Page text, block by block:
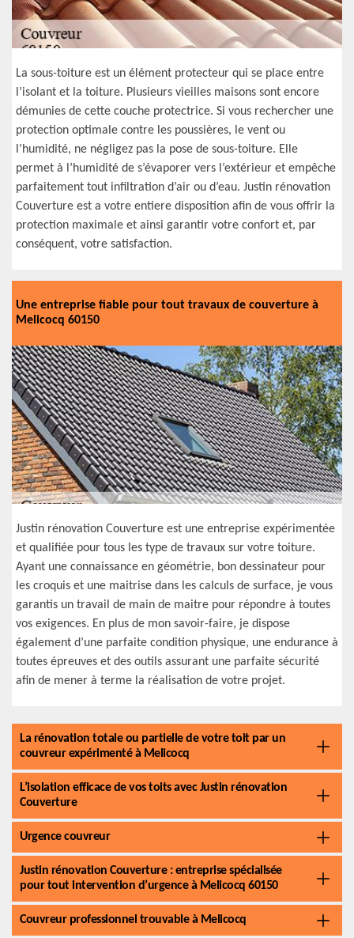
La sous-toiture est un élément protecteur qui se place entre
l’isolant et la toiture. Plusieurs vieilles maisons sont encore
démunies de cette couche protectrice. Si vous rechercher une
protection optimale contre les poussières, le vent ou
l’humidité, ne négligez pas la pose de sous-toiture. Elle
permet à l’humidité de s’évaporer vers l’extérieur et empêche
parfaitement tout infiltration d’air ou d’eau. Justin rénovation
Couverture est a votre entiere disposition afin de vous offrir la
protection maximale et ainsi garantir votre confort et, par
conséquent, votre satisfaction.
Une entreprise fiable pour tout travaux de couverture à
Melicocq 60150
Justin rénovation Couverture est une entreprise expérimentée
et qualifiée pour tous les type de travaux sur votre toiture.
Ayant une connaissance en géométrie, bon dessinateur pour
les croquis et une maitrise dans les calculs de surface, je vous
garantis un travail de main de maitre pour répondre à toutes
vos exigences. En plus de mon savoir-faire, je dispose
également d’une parfaite condition physique, une endurance à
toutes épreuves et des outils assurant une parfaite sécurité
afin de mener à terme la réalisation de votre projet.
La rénovation totale ou partielle de votre toit par un
couvreur expérimenté à Melicocq
L’isolation efficace de vos toits avec Justin rénovation
Couverture
Urgence couvreur
Justin rénovation Couverture : entreprise spécialisée
pour tout intervention d’urgence à Melicocq 60150
Couvreur professionnel trouvable à Melicocq